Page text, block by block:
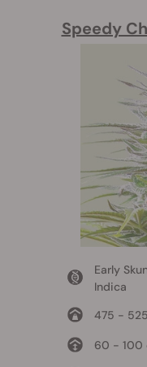
Speedy
Early
Indica
475 -
60 - 100